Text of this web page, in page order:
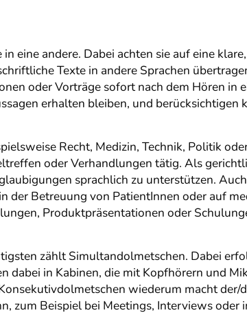
eine andere. Dabei achten sie auf eine
Texte in andere Sprachen
oder Vorträge sofort nach dem Hören in
erhalten bleiben, und
Recht, Medizin, Technik, Politik
oder Verhandlungen tätig. Als
sprachlich zu unterstützen.
der Betreuung von PatientInnen oder auf
Produktpräsentationen oder
zählt Simultandolmetschen. Dabei
dabei in Kabinen, die mit Kopfhörern und
wiederum macht der/
zum Beispiel bei Meetings, Interviews oder